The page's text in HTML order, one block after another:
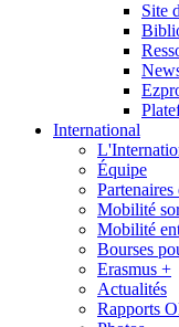
Site
International
Équipe
Partenaires
Mobilité
Mobilité
Bourses
Erasmus +
Actualités
Rapports